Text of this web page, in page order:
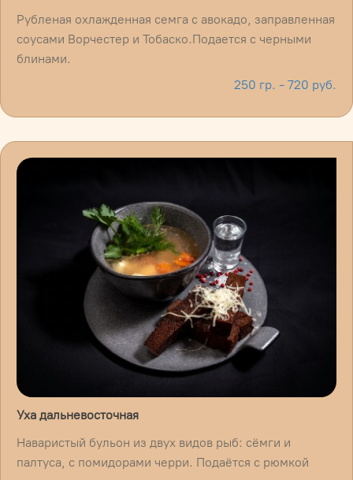
Рубленая охлажденная семга с авокадо, заправленная
соусами Ворчестер и Тобаско.Подается с черными
блинами.
250 гр. - 720 руб.
Уха дальневосточная
Наваристый бульон из двух видов рыб: сёмги и
палтуса, с помидорами черри. Подаётся с рюмкой